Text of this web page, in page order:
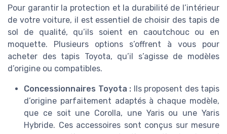
Pour garantir la protection et la durabilité de l’intérieur
de votre voiture, il est essentiel de choisir des tapis de
sol de qualité, qu’ils soient en caoutchouc ou en
moquette. Plusieurs options s’offrent à vous pour
acheter des tapis Toyota, qu’il s’agisse de modèles
d’origine ou compatibles.
Concessionnaires Toyota : Ils proposent des tapis
d’origine parfaitement adaptés à chaque modèle,
que ce soit une Corolla, une Yaris ou une Yaris
Hybride. Ces accessoires sont conçus sur mesure